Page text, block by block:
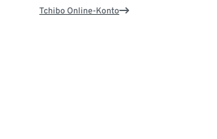
Tchibo Online-Konto